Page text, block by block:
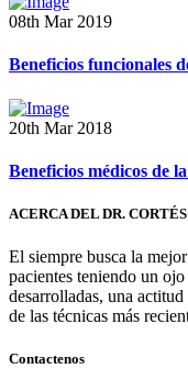
08th Mar 2019
Beneficios funcionales
20th Mar 2018
Beneficios médicos de
ACERCA DEL DR. CORTÉS
El siempre busca la
pacientes teniendo un
desarrolladas, una
de las técnicas más
Contactenos